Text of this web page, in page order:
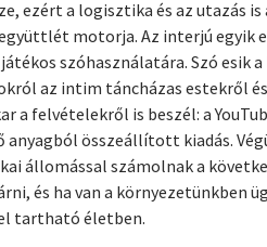
ezért a logisztika és az utazás
motorja. Az interjú egyik
szóhasználatára. Szó
az intim táncházas estekről
a felvételekről is beszél: a
összeállított kiadás.
állomással számolnak a
és ha van a környezetünkben
tartható életben.